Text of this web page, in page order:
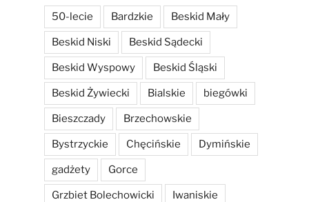
50-lecie Bardzkie Beskid Mały
Beskid Niski Beskid Sądecki
Beskid Wyspowy Beskid Śląski
Beskid Żywiecki Bialskie biegówki
Bieszczady Brzechowskie
Bystrzyckie Chęcińskie Dymińskie
gadżety Gorce
Grzbiet Bolechowicki Iwaniskie